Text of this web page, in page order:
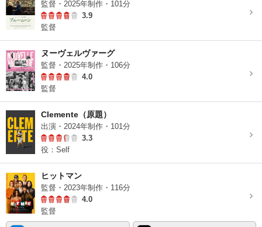
監督・2025年制作・101分
3.9
監督
ヌーヴェルヴァーグ
監督・2025年制作・106分
4.0
監督
Clemente（原題）
出演・2024年制作・101分
3.3
役：Self
ヒットマン
監督・2023年制作・116分
4.0
監督